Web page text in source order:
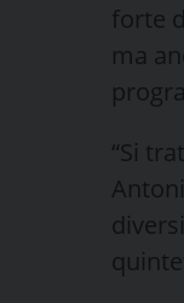
forte
ma
“Si